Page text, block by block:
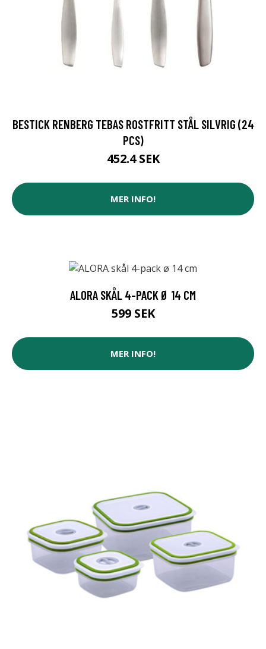
BESTICK RENBERG TEBAS ROSTFRITT STÅL SILVRIG (24
PCS)
452.4 SEK
MER INFO!
ALORA SKÅL 4-PACK Ø 14 CM
599 SEK
MER INFO!